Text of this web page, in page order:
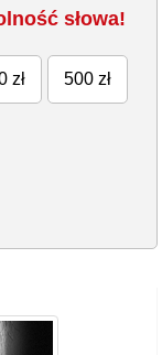
słowa!
zł 500 zł